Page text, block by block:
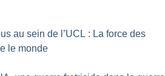
au sein de l’UCL : La force des
le monde